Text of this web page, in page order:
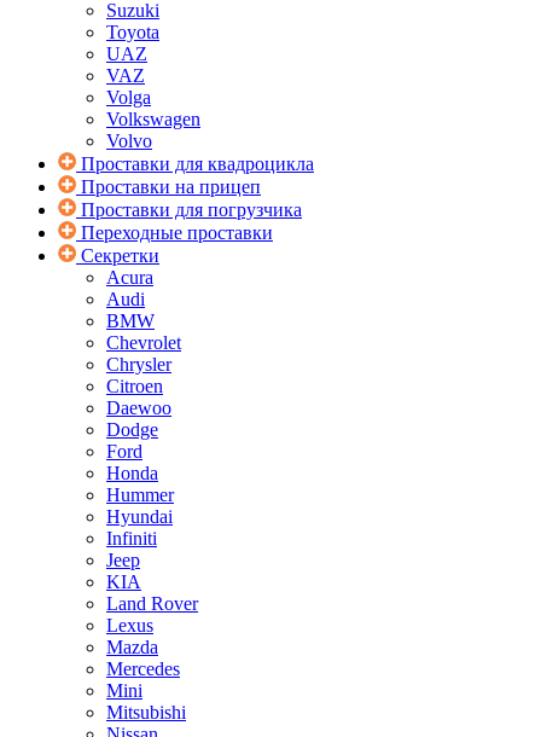
Suzuki
Toyota
UAZ
VAZ
Volga
Volkswagen
Volvo
Проставки для квадроцикла
Проставки на прицеп
Проставки для погрузчика
Переходные проставки
Секретки
Acura
Audi
BMW
Chevrolet
Chrysler
Citroen
Daewoo
Dodge
Ford
Honda
Hummer
Hyundai
Infiniti
Jeep
KIA
Land Rover
Lexus
Mazda
Mercedes
Mini
Mitsubishi